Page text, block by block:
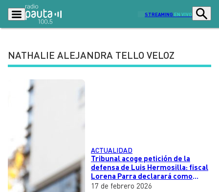
STREAMING EN VIVO
Lo Último
Ciudad
Radio en vivo
Tendencias
Entretención y Cultura Opinión
Dato en Pauta
NATHALIE ALEJANDRA TELLO VELOZ
ACTUALIDAD
Tribunal acoge petición de la
defensa de Luis Hermosilla: fiscal
Lorena Parra declarará como
testigo
17 de febrero 2026